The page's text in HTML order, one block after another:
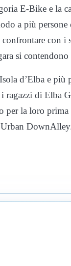
E-Bike e la
a più
confrontare con i
si
d’Elba e più
ragazzi di Elba
per la loro prima